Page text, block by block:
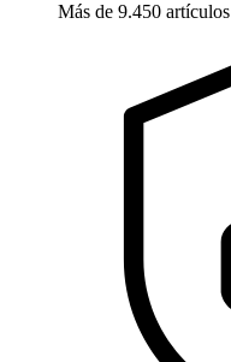
Más de 9.450 artículos